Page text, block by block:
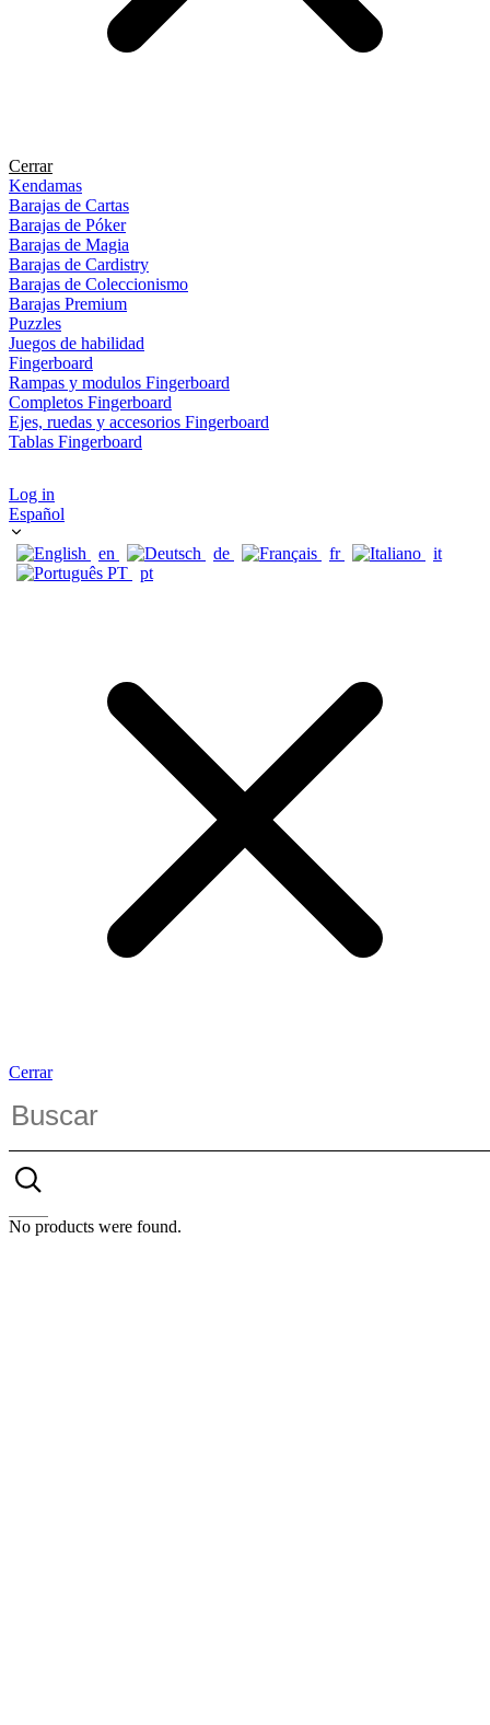
Cerrar
Kendamas
Barajas de Cartas
Barajas de Póker
Barajas de Magia
Barajas de Cardistry
Barajas de Coleccionismo
Barajas Premium
Puzzles
Juegos de habilidad
Fingerboard
Rampas y modulos Fingerboard
Completos Fingerboard
Ejes, ruedas y accesorios Fingerboard
Tablas Fingerboard
Log in
Español
en de fr
it
pt
Cerrar
No products were found.